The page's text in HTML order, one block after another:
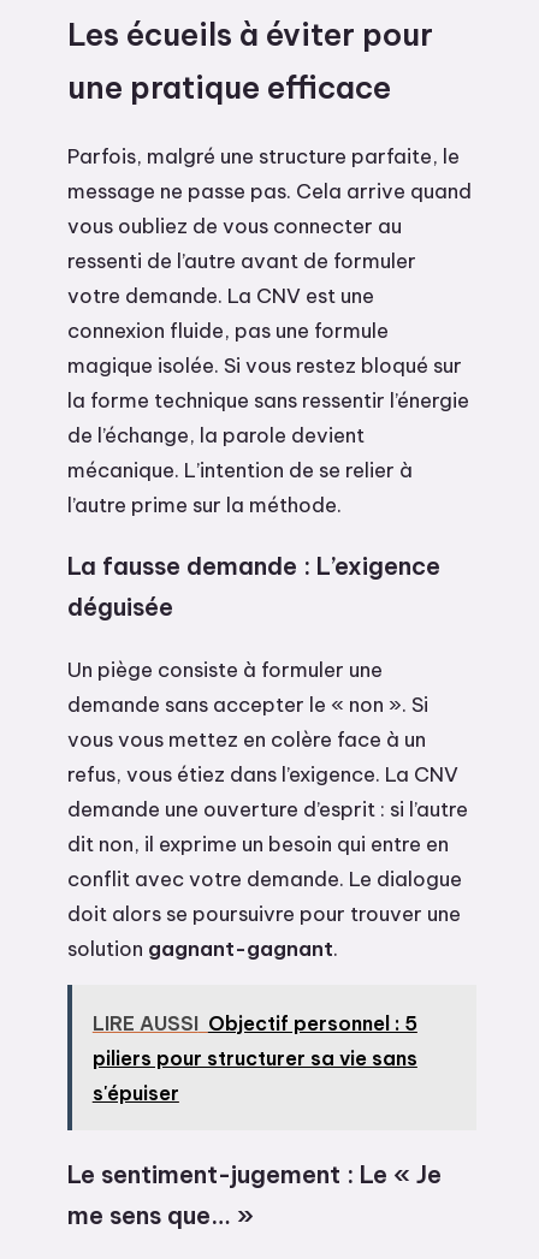
Les écueils à éviter pour
une pratique efficace
Parfois, malgré une structure parfaite, le
message ne passe pas. Cela arrive quand
vous oubliez de vous connecter au
ressenti de l’autre avant de formuler
votre demande. La CNV est une
connexion fluide, pas une formule
magique isolée. Si vous restez bloqué sur
la forme technique sans ressentir l’énergie
de l’échange, la parole devient
mécanique. L’intention de se relier à
l’autre prime sur la méthode.
La fausse demande : L’exigence
déguisée
Un piège consiste à formuler une
demande sans accepter le « non ». Si
vous vous mettez en colère face à un
refus, vous étiez dans l’exigence. La CNV
demande une ouverture d’esprit : si l’autre
dit non, il exprime un besoin qui entre en
conflit avec votre demande. Le dialogue
doit alors se poursuivre pour trouver une
solution gagnant-gagnant.
LIRE AUSSI Objectif personnel : 5
piliers pour structurer sa vie sans
s'épuiser
Le sentiment-jugement : Le « Je
me sens que… »